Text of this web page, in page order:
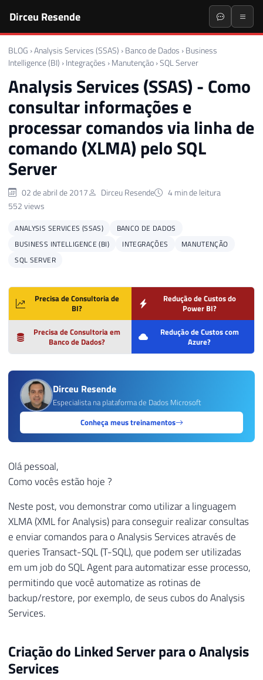
Dirceu Resende
BLOG ›Analysis Services (SSAS) › Banco de Dados › Business
Intelligence (BI) › Integrações › Manutenção ›SQL Server
Analysis Services (SSAS) - Como
consultar informações e
processar comandos via linha de
comando (XLMA) pelo SQL
Server
02 de abril de 2017 Dirceu Resende
4 min de leitura
552 views
ANALYSIS SERVICES (SSAS)
BANCO DE DADOS
BUSINESS INTELLIGENCE (BI)
INTEGRAÇÕES
MANUTENÇÃO
SQL SERVER
Precisa de Consultoria de
BI?
Redução de Custos do
Power BI?
Precisa de Consultoria em
Banco de Dados?
Redução de Custos com
Azure?
Dirceu Resende
Especialista na plataforma de Dados Microsoft
Conheça meus treinamentos
Olá pessoal,
Como vocês estão hoje ?
Neste post, vou demonstrar como utilizar a linguagem
XLMA (XML for Analysis) para conseguir realizar consultas
e enviar comandos para o Analysis Services através de
queries Transact-SQL (T-SQL), que podem ser utilizadas
em um job do SQL Agent para automatizar esse processo,
permitindo que você automatize as rotinas de
backup/restore, por exemplo, de seus cubos do Analysis
Services.
Criação do Linked Server para o Analysis
Services